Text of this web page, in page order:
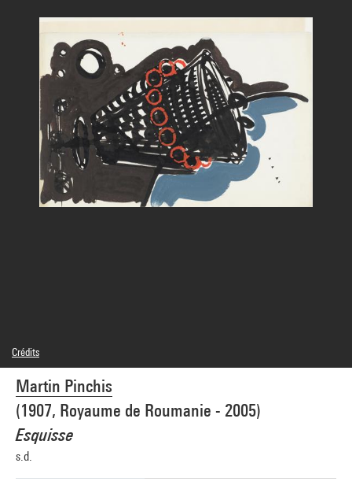
Martin Pinchis
(1907, Royaume de Roumanie - 2005)
Esquisse
s.d.
Crédits
© droits réservés
Crédit photographique : Centre Pompidou, MNAM-CCI/Joseph Banderet/Dist.
GrandPalaisRmn
Réf. image : 4N36675
Diffusion image :